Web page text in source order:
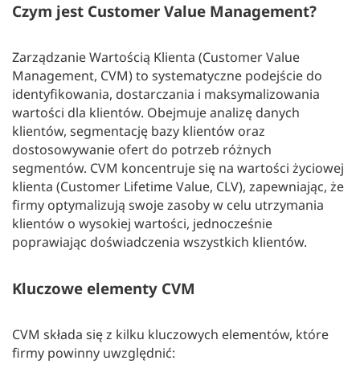
Czym jest Customer Value Management?
Zarządzanie Wartością Klienta (Customer Value
Management, CVM) to systematyczne podejście do
identyfikowania, dostarczania i maksymalizowania
wartości dla klientów. Obejmuje analizę danych
klientów, segmentację bazy klientów oraz
dostosowywanie ofert do potrzeb różnych
segmentów. CVM koncentruje się na wartości życiowej
klienta (Customer Lifetime Value, CLV), zapewniając, że
firmy optymalizują swoje zasoby w celu utrzymania
klientów o wysokiej wartości, jednocześnie
poprawiając doświadczenia wszystkich klientów.
Kluczowe elementy CVM
CVM składa się z kilku kluczowych elementów, które
firmy powinny uwzględnić: